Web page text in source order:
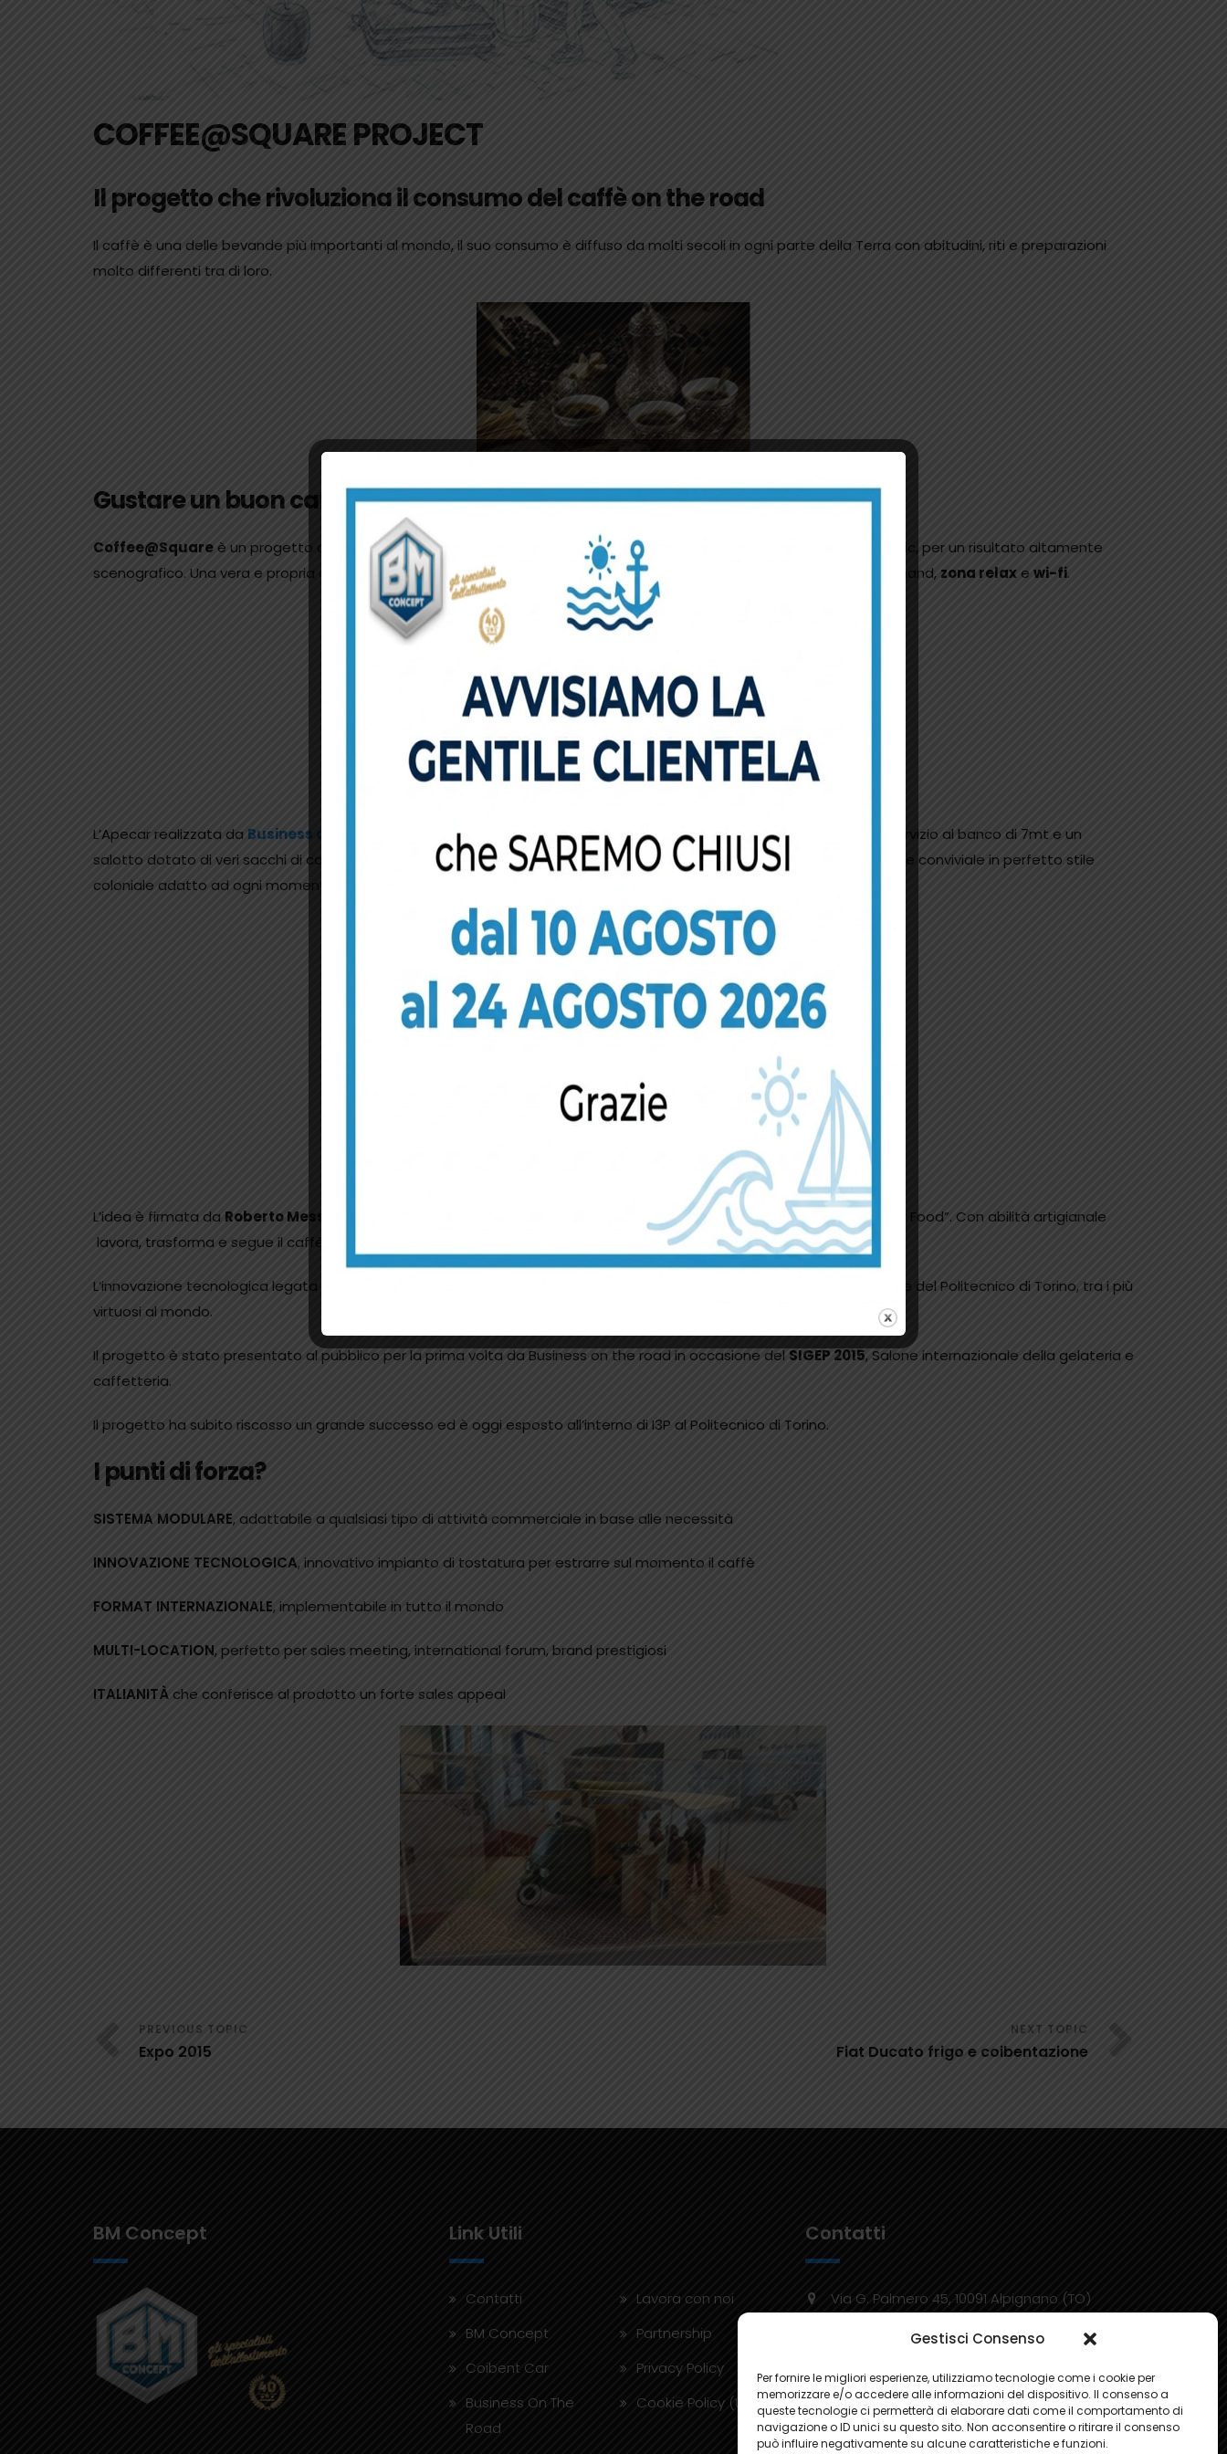
Gestisci Consenso
Per fornire le migliori esperienze, utilizziamo tecnologie come i cookie per
memorizzare e/o accedere alle informazioni del dispositivo. Il consenso a
queste tecnologie ci permetterà di elaborare dati come il comportamento di
navigazione o ID unici su questo sito. Non acconsentire o ritirare il consenso
può influire negativamente su alcune caratteristiche e funzioni.
COFFEE@SQUARE PROJECT
Il progetto che rivoluziona il consumo del caffè on the road
Il caffè è una delle bevande più importanti al mondo, il suo consumo è diffuso da molti secoli in ogni parte della Terra con abitudini, riti e preparazioni
molto differenti tra di loro.
Gustare un buon caffè è un rito che accomuna Occidente e Oriente
Coffee@Squareè un progetto di street-food tecnologicamente avanzato per l’estrazione del caffè su Apecar Classic, per un risultato altamente
scenografico. Una vera e propria caffetteria itinerante di 40mq, dotata di un innovativo
on demand, zona relaxe wi-fi.
L’Apecar realizzata da Business on the road
una volta aperta sviluppa una location mobile di 40mq di superficie, un servizio al banco di 7mt e un
salotto dotato di veri sacchi di caffè di juta brevettati come cuscini dove poter consumare il proprio caffè. Un ambiente conviviale in perfetto stile
coloniale adatto ad ogni momento della giornata, per un caffè da asporto, al banco oppure comodamente seduti.
L’idea è firmata da Roberto Messineo
, torrefattore esperto del Caffè San Domenico, riconosciuto come “Presidio Slow Food”. Con abilità artigianale
lavora, trasforma e segue il caffè in tutte le fasi del processo di torrefazione.
L’innovazione tecnologica legata all’estrazione del caffè è stata sviluppata da
, l’incubatore delle imprese innovative del Politecnico di Torino, tra i più
virtuosi al mondo.
Il progetto è stato presentato al pubblico per la prima volta da Business on the road in occasione del SIGEP 2015, Salone internazionale della gelateria e
caffetteria.
Il progetto ha subito riscosso un grande successo ed è oggi esposto all’interno di I3P al Politecnico di Torino.
Ipunti di forza?
SISTEMA MODULARE, adattabile a qualsiasi tipo di attività commerciale in base alle necessità
INNOVAZIONE TECNOLOGICA, innovativo impianto di tostatura per estrarre sul momento il caffè
FORMAT INTERNAZIONALE, implementabile in tutto il mondo
MULTI-LOCATION, perfetto per sales meeting, international forum, brand prestigiosi
ITALIANITÀche conferisce al prodotto un forte sales appeal
Expo 2015 Fiat Ducato frigo e coibentazione
BM Concept Link Utili
Contatti
Lavora con noi
BM Concept
Partnership
Coibent Car
Privacy Policy
Business On The
Road
Cookie Policy (UE)
Contatti
Via G. Palmero 45, 10091 Alpignano (TO)
+39 011 9682820